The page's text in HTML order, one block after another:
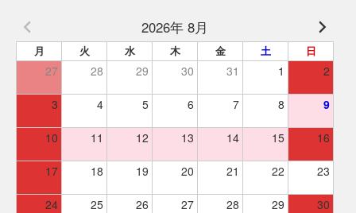
2026年 8月
月 火 水 木 金 土 日
27 28 29 30 31 1 2
3 4 5 6 7 8 9
10 11 12 13 14 15 16
17 18 19 20 21 22 23
24 25 26 27 28 29 30